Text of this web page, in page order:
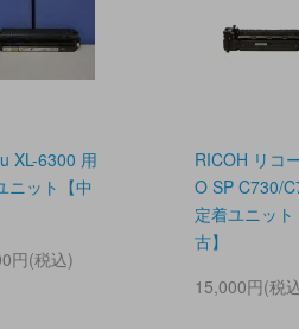
XL-6300 用
ニット【中
円(税込)
RICOH リコ
O SP C730/
定着ユニット
古】
15,000円(税